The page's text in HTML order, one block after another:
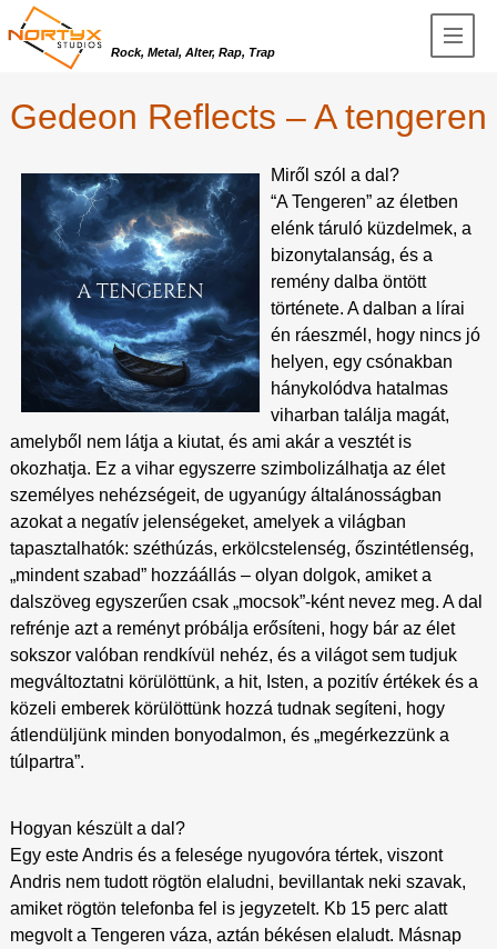
Rock, Metal, Alter, Rap, Trap
Gedeon Reflects – A tengeren
Miről szól a dal?
“A Tengeren” az életben
elénk táruló küzdelmek, a
bizonytalanság, és a
remény dalba öntött
története. A dalban a lírai
én ráeszmél, hogy nincs jó
helyen, egy csónakban
hánykolódva hatalmas
viharban találja magát,
amelyből nem látja a kiutat, és ami akár a vesztét is
okozhatja. Ez a vihar egyszerre szimbolizálhatja az élet
személyes nehézségeit, de ugyanúgy általánosságban
azokat a negatív jelenségeket, amelyek a világban
tapasztalhatók: széthúzás, erkölcstelenség, őszintétlenség,
„mindent szabad” hozzáállás – olyan dolgok, amiket a
dalszöveg egyszerűen csak „mocsok”-ként nevez meg. A dal
refrénje azt a reményt próbálja erősíteni, hogy bár az élet
sokszor valóban rendkívül nehéz, és a világot sem tudjuk
megváltoztatni körülöttünk, a hit, Isten, a pozitív értékek és a
közeli emberek körülöttünk hozzá tudnak segíteni, hogy
átlendüljünk minden bonyodalmon, és „megérkezzünk a
túlpartra”.
Hogyan készült a dal?
Egy este Andris és a felesége nyugovóra tértek, viszont
Andris nem tudott rögtön elaludni, bevillantak neki szavak,
amiket rögtön telefonba fel is jegyzetelt. Kb 15 perc alatt
megvolt a Tengeren váza, aztán békésen elaludt. Másnap